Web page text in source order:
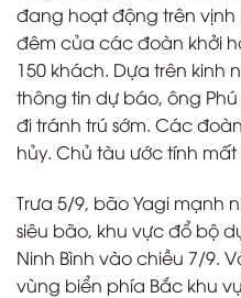
đang hoạt động trên vịnh
đêm của các đoàn khởi
150 khách. Dựa trên kinh
thông tin dự báo, ông
đi tránh trú sớm. Các
hủy. Chủ tàu ước tính
Trưa 5/9, bão Yagi mạnh
siêu bão, khu vực đổ bộ
Ninh Bình vào chiều 7/9.
vùng biển phía Bắc khu